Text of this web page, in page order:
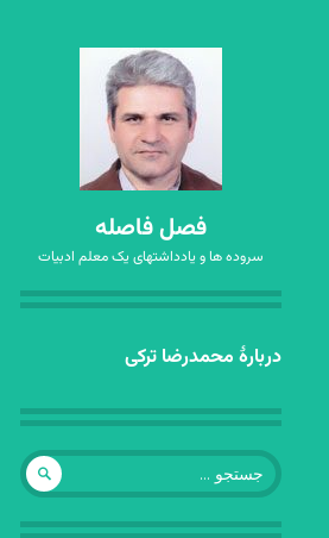
فصل فاصله
سروده ها و یادداشتهای یک معلم ادبیات
رفتن
نوشته‌ها
دربارهٔ محمدرضا ترکی
جستجو
برای: